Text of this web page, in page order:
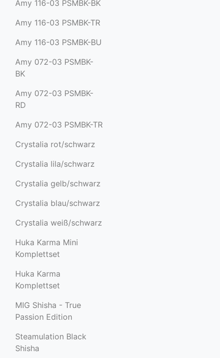
Amy 116-03 PSMBK-BK
Amy 116-03 PSMBK-TR
Amy 116-03 PSMBK-BU
Amy 072-03 PSMBK-
BK
Amy 072-03 PSMBK-
RD
Amy 072-03 PSMBK-TR
Crystalia rot/schwarz
Crystalia lila/schwarz
Crystalia gelb/schwarz
Crystalia blau/schwarz
Crystalia weiß/schwarz
Huka Karma Mini
Komplettset
Huka Karma
Komplettset
MIG Shisha - True
Passion Edition
Steamulation Black
Shisha